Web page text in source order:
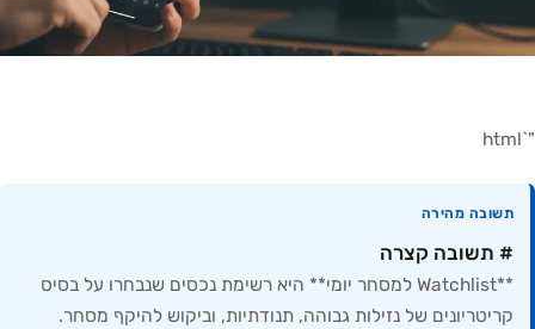
"`html
תשובה מהירה
# תשובה קצרה
**Watchlist למסחר יומי** היא רשימת נכסים שנבחרו על בסיס
קריטריונים של נזילות גבוהה, תנודתיות, וביקוש להיקף מסחר.